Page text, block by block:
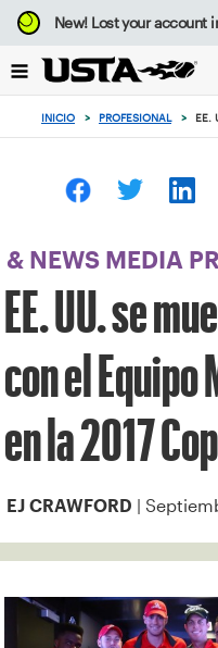
Enfoque
desde
botón
volver
principio
New!Lost your account
INICIO > PROFESIONAL > EE.
& NEWS MEDIA
EE. UU. se
con el Equipo
en la 2017
EJ CRAWFORD |